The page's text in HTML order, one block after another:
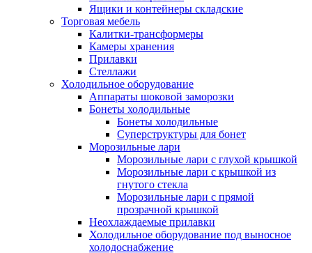
Ящики и контейнеры складские
Торговая мебель
Калитки-трансформеры
Камеры хранения
Прилавки
Стеллажи
Холодильное оборудование
Аппараты шоковой заморозки
Бонеты холодильные
Бонеты холодильные
Суперструктуры для бонет
Морозильные лари
Морозильные лари с глухой крышкой
Морозильные лари с крышкой из
гнутого стекла
Морозильные лари с прямой
прозрачной крышкой
Неохлаждаемые прилавки
Холодильное оборудование под выносное
холодоснабжение